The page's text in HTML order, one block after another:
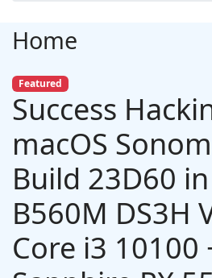
Home
Featured
Success
macOS
Build 23D60
B560M DS3H
Core i3 10100